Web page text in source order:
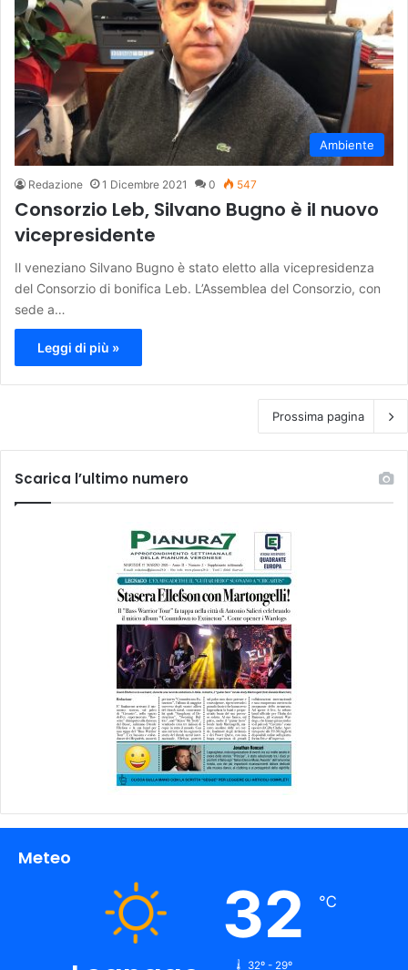
Ambiente
Redazione 1 Dicembre 2021 0 547
Consorzio Leb, Silvano Bugno è il nuovo
vicepresidente
Il veneziano Silvano Bugno è stato eletto alla vicepresidenza
del Consorzio di bonifica Leb. L’Assemblea del Consorzio, con
sede a…
Leggi di più »
Prossima pagina
Scarica l’ultimo numero
Meteo
32 ℃
32º - 29º